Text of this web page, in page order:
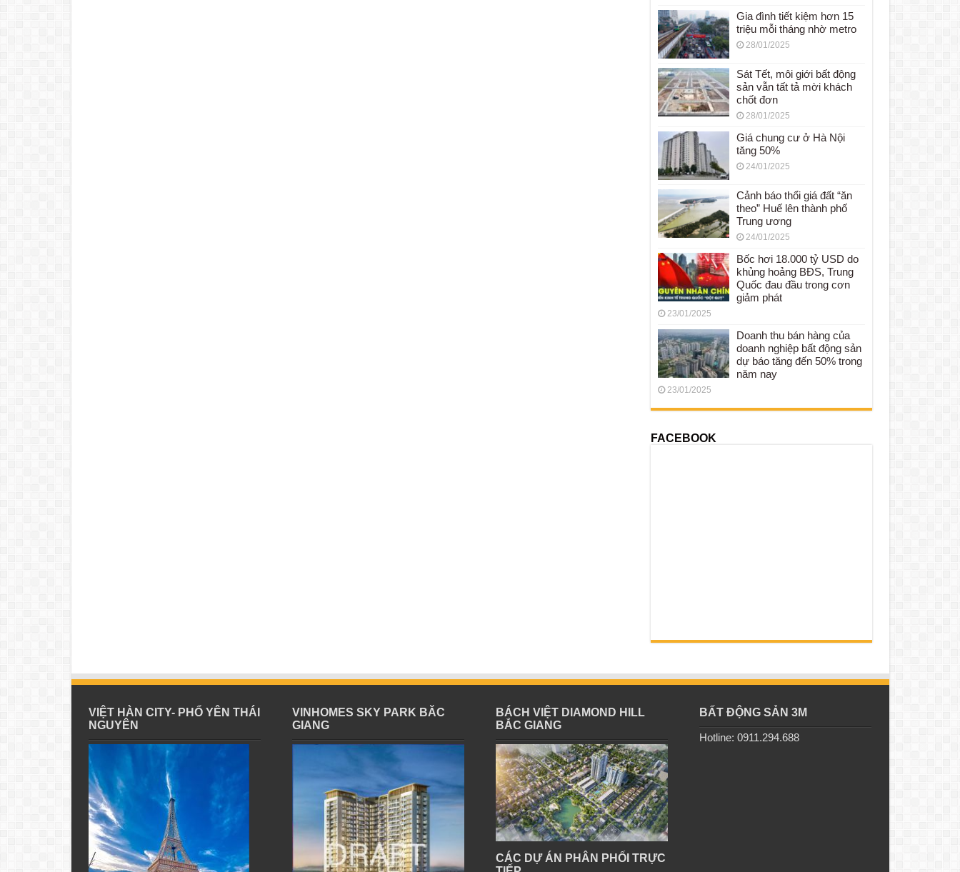
Gia đình tiết kiệm hơn 15
triệu mỗi tháng nhờ metro
28/01/2025
Sát Tết, môi giới bất động
sản vẫn tất tả mời khách
chốt đơn
28/01/2025
Giá chung cư ở Hà Nội
tăng 50%
24/01/2025
Cảnh báo thổi giá đất “ăn
theo” Huế lên thành phố
Trung ương
24/01/2025
Bốc hơi 18.000 tỷ USD do
khủng hoảng BĐS, Trung
Quốc đau đầu trong cơn
giảm phát
23/01/2025
Doanh thu bán hàng của
doanh nghiệp bất động sản
dự báo tăng đến 50% trong
năm nay
23/01/2025
FACEBOOK
VIỆT HÀN CITY- PHỔ YÊN THÁI
NGUYÊN
VINHOMES SKY PARK BĂC
GIANG
BÁCH VIỆT DIAMOND HILL
BẮC GIANG
CÁC DỰ ÁN PHÂN PHỐI TRỰC
BẤT ĐỘNG SẢN 3M
Hotline: 0911.294.688